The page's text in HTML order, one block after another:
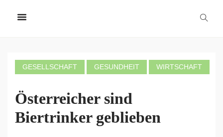
GESELLSCHAFT GESUNDHEIT WIRTSCHAFT
Österreicher sind
Biertrinker geblieben